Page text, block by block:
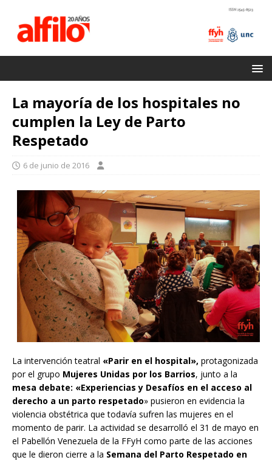
La mayoría de los hospitales no
cumplen la Ley de Parto
Respetado
6 de junio de 2016
La intervención teatral «Parir en el hospital», protagonizada
por el grupo Mujeres Unidas por los Barrios, junto a la
mesa debate: «Experiencias y Desafíos en el acceso al
derecho a un parto respetado» pusieron en evidencia la
violencia obstétrica que todavía sufren las mujeres en el
momento de parir. La actividad se desarrolló el 31 de mayo en
el Pabellón Venezuela de la FFyH como parte de las acciones
que le dieron cierre a la Semana del Parto Respetado en